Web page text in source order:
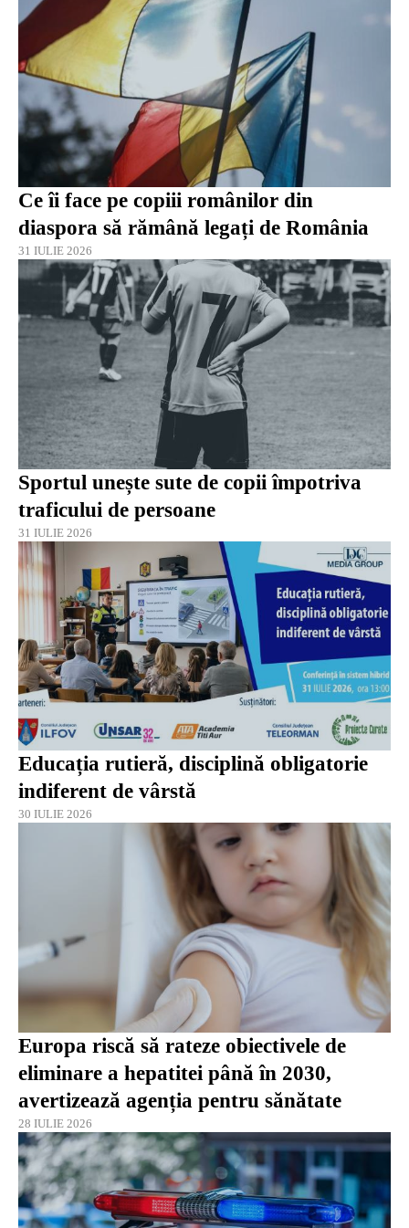
Ce îi face pe copiii românilor din
diaspora să rămână legați de România
31 IULIE 2026
Sportul unește sute de copii împotriva
traficului de persoane
31 IULIE 2026
Educația rutieră, disciplină obligatorie
indiferent de vârstă
30 IULIE 2026
Europa riscă să rateze obiectivele de
eliminare a hepatitei până în 2030,
avertizează agenția pentru sănătate
28 IULIE 2026